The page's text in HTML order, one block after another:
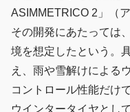
ASIMMETRICO 2」（
その開発にあたっては
境を想定したという。
え、雨や雪解けによる
コントロール性能だけ
ウインタータイヤとし